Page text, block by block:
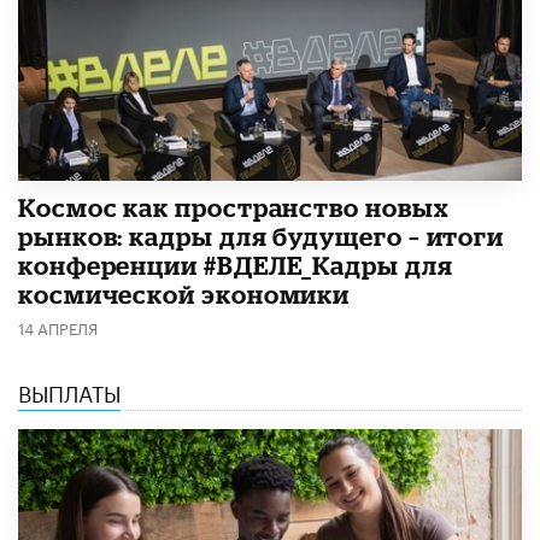
Космос как пространство новых
рынков: кадры для будущего – итоги
конференции #ВДЕЛЕ_Кадры для
космической экономики
14 АПРЕЛЯ
ВЫПЛАТЫ